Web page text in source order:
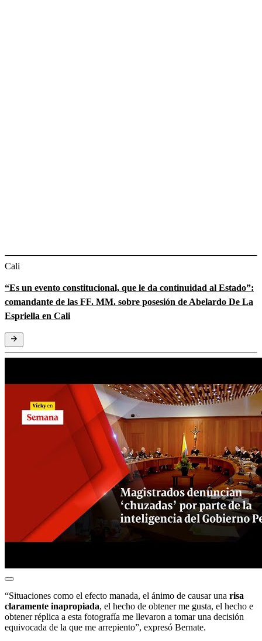
Cali
“Es un evento constitucional, que le da continuidad al Estado”:
comandante de las FF. MM. sobre posesión de Abelardo De La
Espriella en Cali
“Situaciones como el efecto manada, el ánimo de causar una risa
claramente inapropiada, el hecho de obtener me gusta, el hecho e
obtener réplica a esta fotografía me llevaron a tomar una decisión
equivocada de la que me arrepiento”, expresó Bernate.